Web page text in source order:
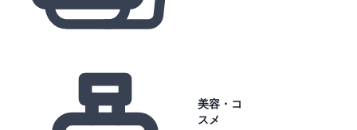
美容・コ
スメ